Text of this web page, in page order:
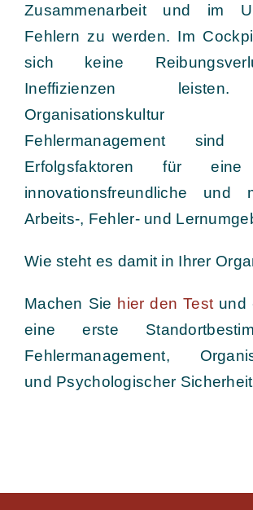
Zusammenarbeit und im
Fehlern zu werden. Im
sich keine
Ineffizienzen
Fehlermanagement sind
Erfolgsfaktoren für eine
innovationsfreundliche und
Arbeits-, Fehler- und
Wie steht es damit in Ihrer
Machen Sie hier den Test und
eine erste
Fehlermanagement,
und Psychologischer